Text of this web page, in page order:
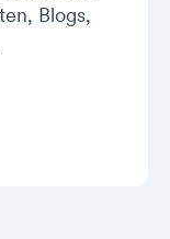
Blogs,